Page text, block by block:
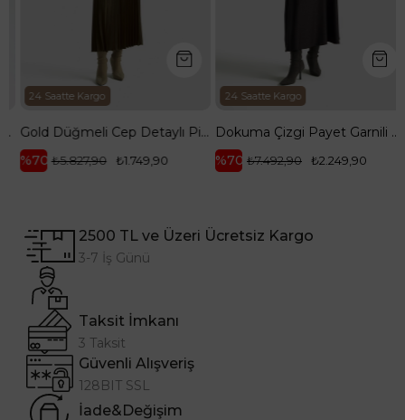
24 Saatte Kargo
Gold Düğmeli Cep Detaylı Pilise Etekli Yelekli İkili Takım-Yağ Yeşili 25KT643
%70
₺1.749,90
₺5.827,90
24 Saatte Kargo
Dokuma Çizgi Payet Garnili Etekli İkili Takım Antrasit 25KT663
%70
₺2.249,90
₺7.492,90
2500 TL ve Üzeri Ücretsiz Kargo
3-7 İş Günü
Taksit İmkanı
3 Taksit
Güvenli Alışveriş
128BIT SSL
İade&Değişim